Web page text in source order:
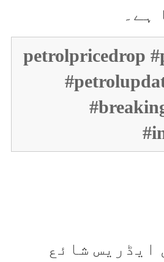
ہے۔
#petrolpricedrop
ایڈریس شائع